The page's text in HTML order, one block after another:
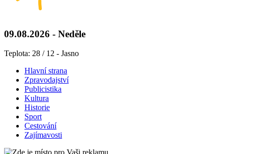
09.08.2026 - Neděle
Teplota: 28 / 12 - Jasno
Hlavní strana
Zpravodajství
Publicistika
Kultura
Historie
Sport
Cestování
Zajímavosti